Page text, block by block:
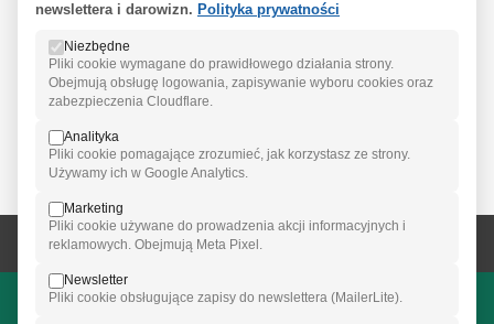
(c) Copyright Stowarzyszenie NASZ BOCIAN. Wszelkie
treści publikowanych przez Stowarzyszenie Nasz Bocian oraz
czytelników serwisuwww.nasz-bocian.plumieszczonych na
każdym ekranie serwisu bez uprzedniej pisemnej zgody
Zarządu Stowarzyszenia Nasz Bocian zabronione.
Wesprzyj Stowarzyszenie Nasz Bocian
newslettera i darowizn. Polityka prywatności
Niezbędne
Pliki cookie wymagane do prawidłowego działania strony.
Obejmują obsługę logowania, zapisywanie wyboru cookies oraz
zabezpieczenia Cloudflare.
Analityka
Pliki cookie pomagające zrozumieć, jak korzystasz ze strony.
Używamy ich w Google Analytics.
Marketing
Pliki cookie używane do prowadzenia akcji informacyjnych i
reklamowych. Obejmują Meta Pixel.
Newsletter
Pliki cookie obsługujące zapisy do newslettera (MailerLite).